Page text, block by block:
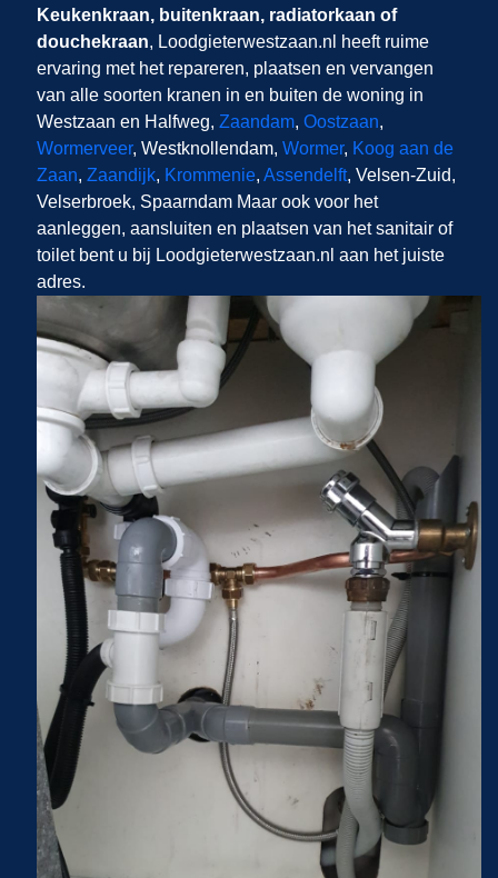
Keukenkraan, buitenkraan, radiatorkaan of
douchekraan, Loodgieterwestzaan.nl​​​​​​​
heeft ruime
ervaring met het repareren, plaatsen en vervangen
van alle soorten kranen in en buiten de woning in
Westzaan en Halfweg, Zaandam, Oostzaan,
Wormerveer, Westknollendam, Wormer, Koog aan de
Zaan, Zaandijk, Krommenie, Assendelft, Velsen-Zuid,
Velserbroek, Spaarndam Maar ook voor het
aanleggen, aansluiten en plaatsen van het sanitair of
toilet bent u bij Loodgieterwestzaan.nl aan het juiste
adres.